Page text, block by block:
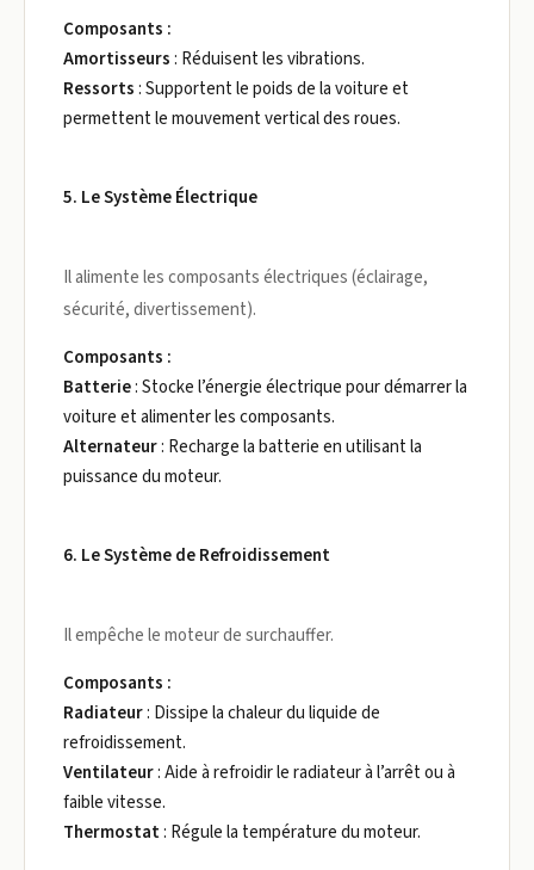
Composants :
Amortisseurs: Réduisent les vibrations.
Ressorts: Supportent le poids de la voiture et
permettent le mouvement vertical des roues.
5. Le Système Électrique
Il alimente les composants électriques (éclairage,
sécurité, divertissement).
Composants :
Batterie: Stocke l’énergie électrique pour démarrer la
voiture et alimenter les composants.
Alternateur: Recharge la batterie en utilisant la
puissance du moteur.
6. Le Système de Refroidissement
Il empêche le moteur de surchauffer.
Composants :
Radiateur: Dissipe la chaleur du liquide de
refroidissement.
Ventilateur: Aide à refroidir le radiateur à l’arrêt ou à
faible vitesse.
Thermostat: Régule la température du moteur.